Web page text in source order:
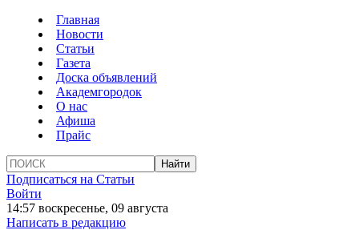
Главная
Новости
Статьи
Газета
Доска объявлений
Академгородок
О нас
Афиша
Прайс
Подписаться на Статьи
Войти
14:57 воскресенье, 09 августа
Написать в редакцию